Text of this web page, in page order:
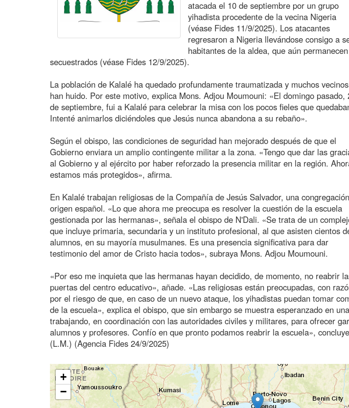
atacada el 10 de septiembre por un grupo
yihadista procedente de la vecina Nigeria
(véase Fides 11/9/2025). Los atacantes
regresaron a Nigeria llevándose consigo a
habitantes de la aldea, que aún permanecen
secuestrados (véase Fides 12/9/2025).
La población de Kalalé ha quedado profundamente traumatizada y muchos vecinos
han huido. Por este motivo, explica Mons. Adjou Moumouni: «El domingo pasado,
de septiembre, fui a Kalalé para celebrar la misa con los pocos fieles que
Intenté animarlos diciéndoles que Jesús nunca abandona a su rebaño».
Según el obispo, las condiciones de seguridad han mejorado después de que el
Gobierno enviara un amplio contingente militar a la zona. «Tengo que dar las
al Gobierno y al ejército por haber reforzado la presencia militar en la región.
estamos más protegidos», afirma.
En Kalalé trabajan religiosas de la Compañía de Jesús Salvador, una
origen español. «Lo que ahora me preocupa es resolver la cuestión de la escuela
gestionada por las hermanas», señala el obispo de N'Dali. «Se trata de un
que incluye primaria, secundaria y un instituto profesional, al que asisten cientos
alumnos, en su mayoría musulmanes. Es una presencia significativa para dar
testimonio del amor de Cristo hacia todos», subraya Mons. Adjou Moumouni.
«Por eso me inquieta que las hermanas hayan decidido, de momento, no reabrir
puertas del centro educativo», añade. «Las religiosas están preocupadas, con
por el riesgo de que, en caso de un nuevo ataque, los yihadistas puedan tomar
de la escuela», explica el obispo, que sin embargo se muestra esperanzado en
trabajando, en coordinación con las autoridades civiles y militares, para ofrecer
alumnos y profesores. Confío en que pronto podamos reabrir la escuela»,
(L.M.) (Agencia Fides 24/9/2025)
+
−